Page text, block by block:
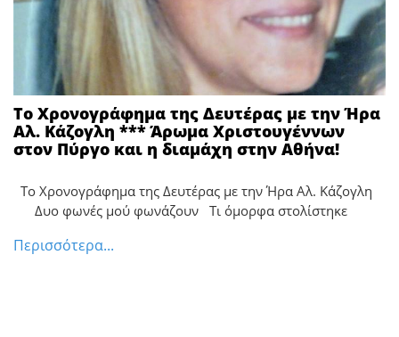
Το Χρονογράφημα της Δευτέρας με την Ήρα
Αλ. Κάζογλη *** Άρωμα Χριστουγέννων
στον Πύργο και η διαμάχη στην Αθήνα!
Το Χρονογράφημα της Δευτέρας με την Ήρα Αλ. Κάζογλη
Δυο φωνές μού φωνάζουν Τι όμορφα στολίστηκε
Περισσότερα...